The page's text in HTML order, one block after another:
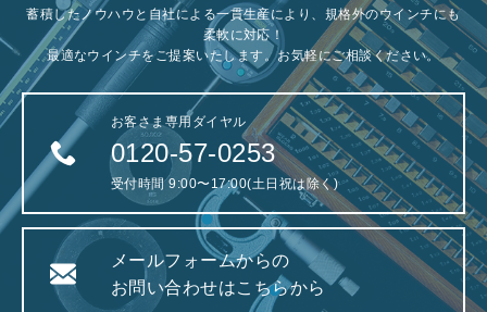
蓄積したノウハウと自社による一貫生産により、規格外のウインチにも
柔軟に対応！
最適なウインチをご提案いたします。お気軽にご相談ください。
お客さま専用ダイヤル
0120-57-0253
受付時間 9:00〜17:00(土日祝は除く)
メールフォームからの
お問い合わせはこちらから